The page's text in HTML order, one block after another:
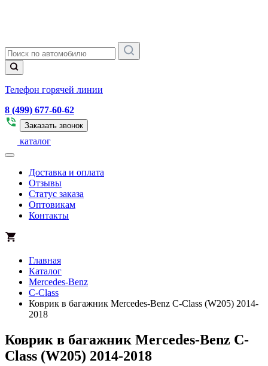
Телефон горячей линии
8 (499) 677-60-62
Заказать звонок
каталог
Доставка и оплата
Отзывы
Статус заказа
Оптовикам
Контакты
Главная
Каталог
Mercedes-Benz
C-Class
Коврик в багажник Mercedes-Benz C-Class (W205) 2014-
2018
Коврик в багажник Mercedes-Benz C-
Class (W205) 2014-2018